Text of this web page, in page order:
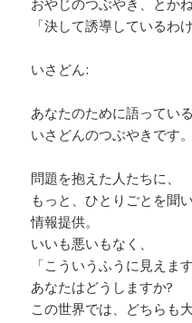
おやじのつぶやき、とか
「決して誘導しているわ
いさどん:
あなたのために語ってい
いさどんのつぶやきです。
問題を抱えた人たちに、
もっと、ひとりごとを聞
情報提供。
いいも悪いもなく、
「こういうふうに見えます
あなたはどうしますか?
この世界では、どちらも